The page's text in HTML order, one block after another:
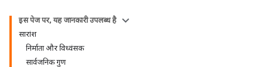
इस पेज पर, यह जानकारी उपलब्ध है
सारांश
निर्माता और विध्वंसक
सार्वजनिक गुण